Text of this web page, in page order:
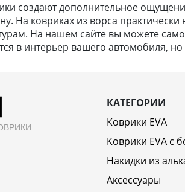
создают дополнительное
На ковриках из ворса
На нашем сайте вы можете
в интерьер вашего автомобиля,
КАТЕГОРИИ
Коврики EVA
Коврики EVA c
Накидки из
Аксессуары